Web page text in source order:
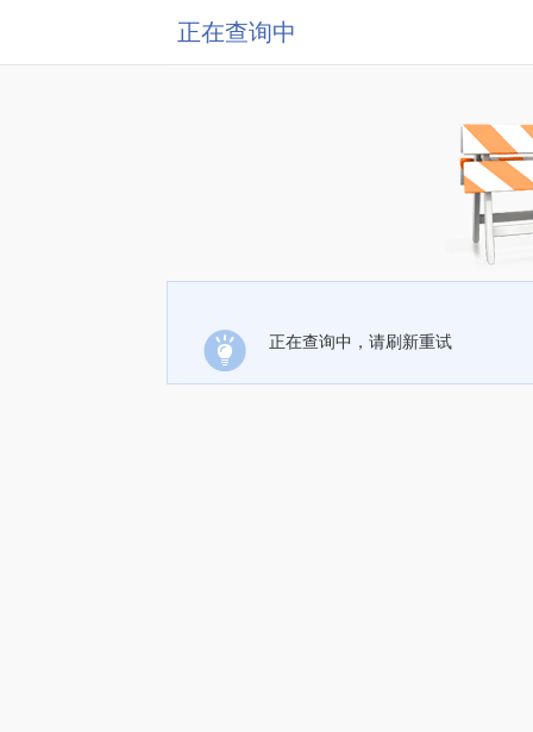
正在查询中
正在查询中，请刷新重试